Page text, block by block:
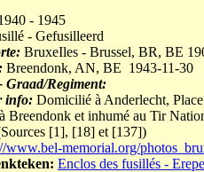
- 1945
- Gefusilleerd
BruxeIles - Brussel, BR, BE
Breendonk, AN, BE 1943-11-30
Graad/Regiment:
info: Domicilié à Anderlecht,
Breendonk et inhumé au Tir
[1], [18] et [137])
www.bel-memorial.org/
Enclos des fusillés -